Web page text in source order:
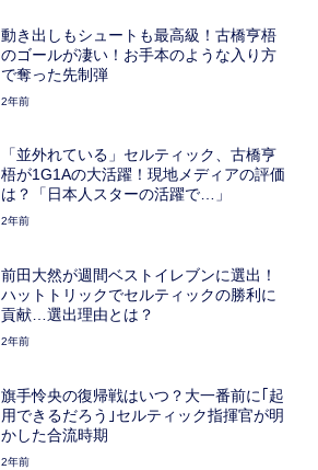
動き出しもシュートも最高級！古橋亨梧
のゴールが凄い！お手本のような入り方
で奪った先制弾
2年前
「並外れている」セルティック、古橋亨
梧が1G1Aの大活躍！現地メディアの評価
は？「日本人スターの活躍で…」
2年前
前田大然が週間ベストイレブンに選出！
ハットトリックでセルティックの勝利に
貢献…選出理由とは？
2年前
旗手怜央の復帰戦はいつ？大一番前に｢起
用できるだろう｣セルティック指揮官が明
かした合流時期
2年前